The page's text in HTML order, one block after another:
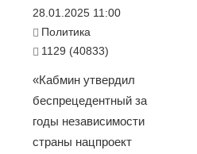
28.01.2025 11:00
Политика
1129 (40833)
«Кабмин утвердил
беспрецедентный за
годы независимости
страны нацпроект